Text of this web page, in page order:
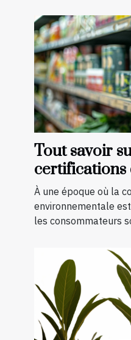
Tout savoir
certifications
bio et
À une époque où la
environnementale
les consommateurs